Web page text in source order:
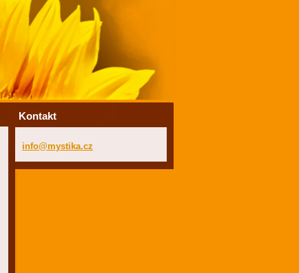
Kontakt
info@mystika.cz